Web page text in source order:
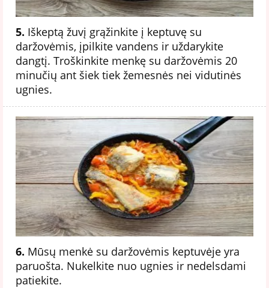
5. Iškeptą žuvį grąžinkite į keptuvę su
daržovėmis, įpilkite vandens ir uždarykite
dangtį. Troškinkite menkę su daržovėmis 20
minučių ant šiek tiek žemesnės nei vidutinės
ugnies.
6. Mūsų menkė su daržovėmis keptuvėje yra
paruošta. Nukelkite nuo ugnies ir nedelsdami
patiekite.